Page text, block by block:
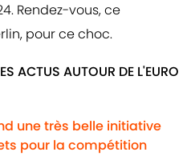
Rendez-vous, ce
pour ce choc.
ACTUS AUTOUR DE L'EURO
une très belle initiative
pour la compétition